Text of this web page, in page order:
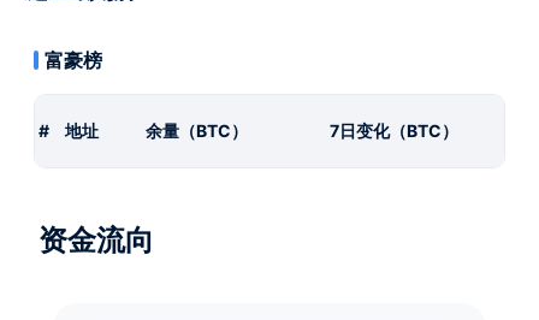
富豪榜
# 地址 余量（BTC） 7日变化（BTC）
资金流向